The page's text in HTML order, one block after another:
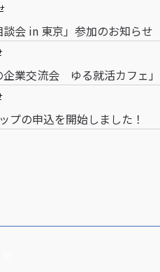
談会 in 東京」参加のお知らせ
企業交流会 ゆる就活カフェ
プの申込を開始しました！